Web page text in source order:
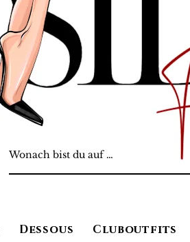
Dessous Cluboutfits